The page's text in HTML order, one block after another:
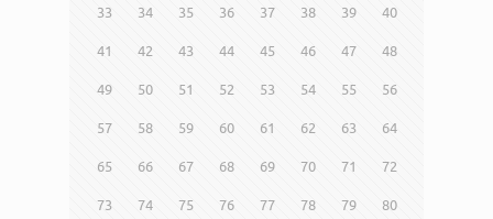
33 34 35 36 37 38 39 40
41 42 43 44 45 46 47 48
49 50 51 52 53 54 55 56
57 58 59 60 61 62 63 64
65 66 67 68 69 70 71 72
73 74 75 76 77 78 79 80